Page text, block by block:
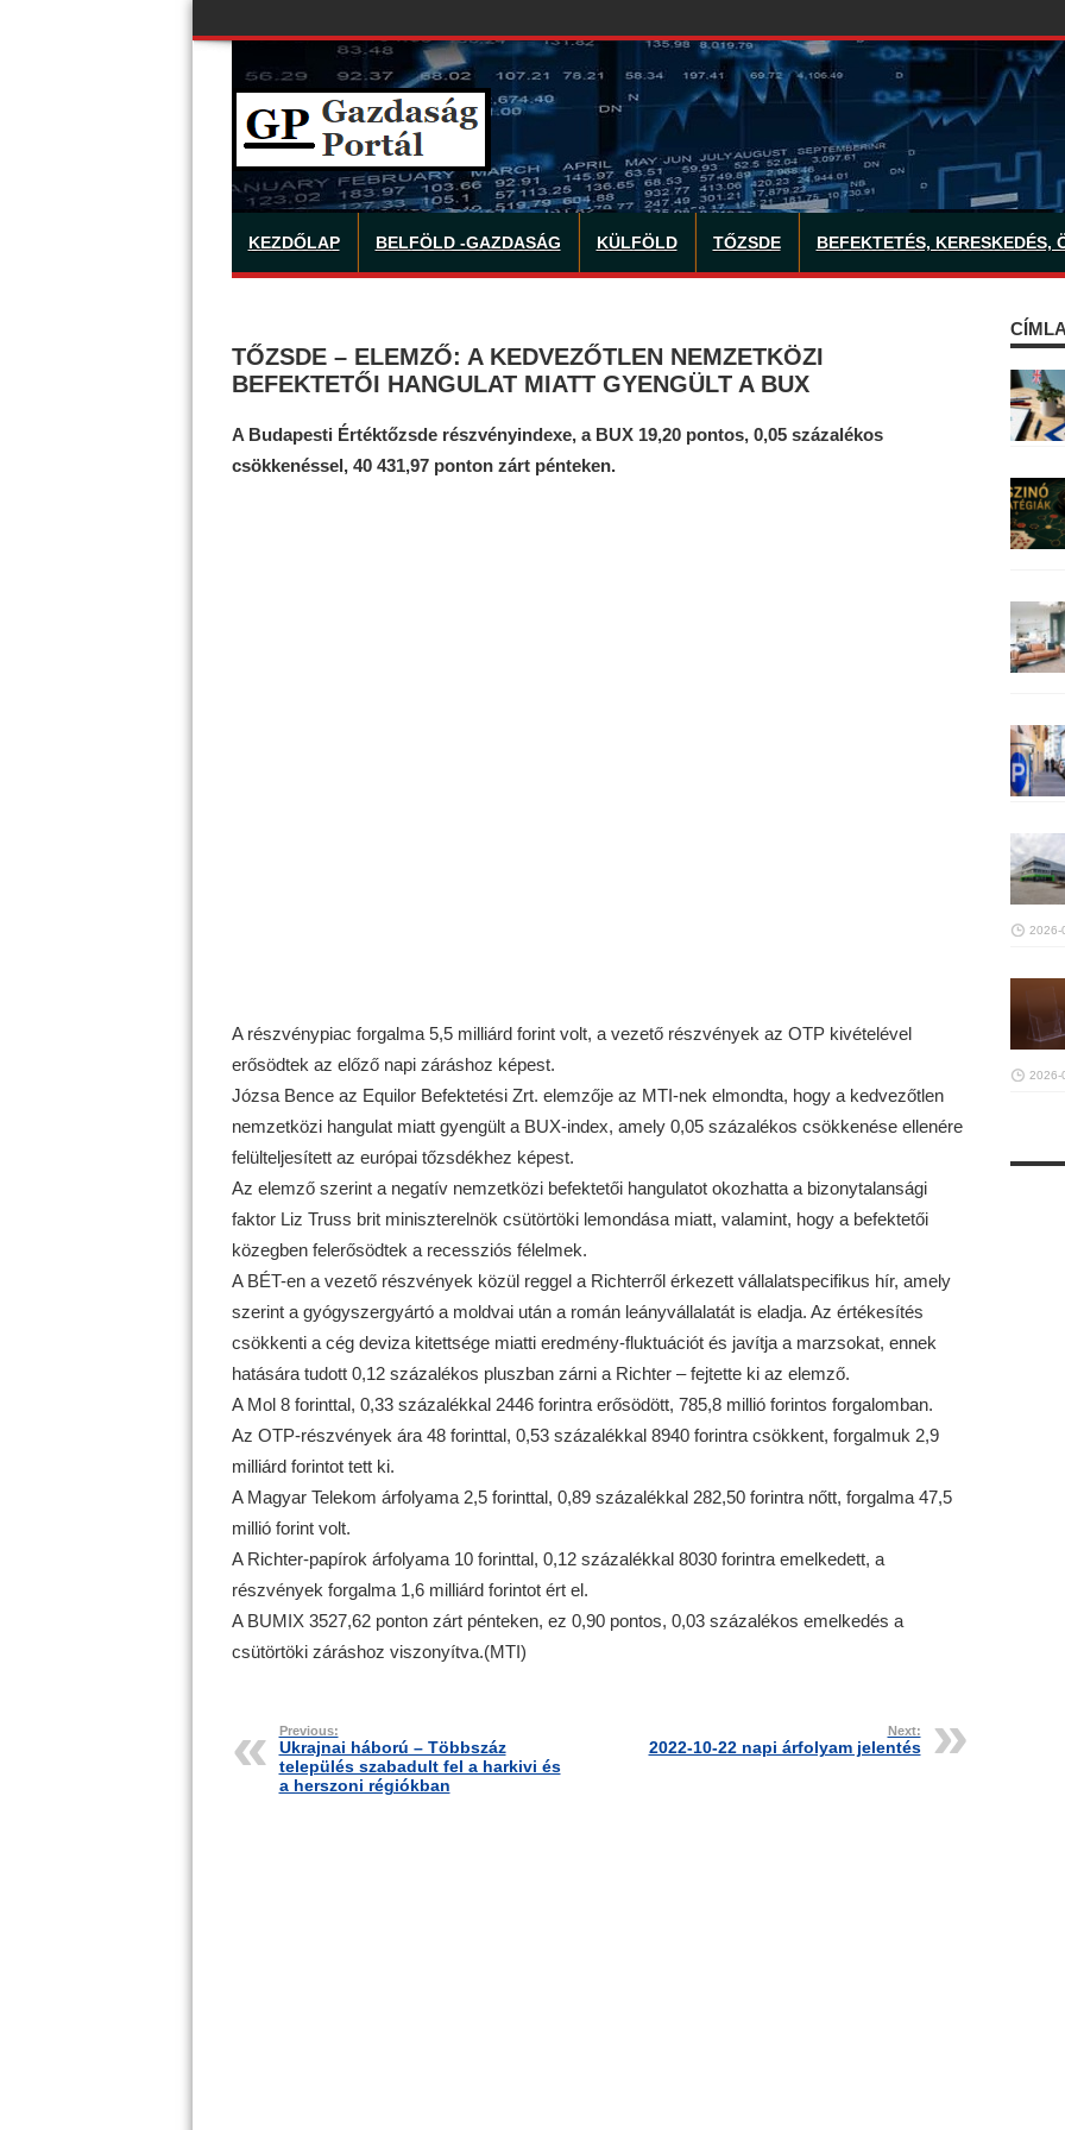
KEZDŐLAP BELFÖLD -GAZDASÁG KÜLFÖLD TŐZSDE BEFEKTETÉS, KERESKEDÉS,
TŐZSDE – ELEMZŐ: A KEDVEZŐTLEN NEMZETKÖZI
BEFEKTETŐI HANGULAT MIATT GYENGÜLT A BUX
A Budapesti Értéktőzsde részvényindexe, a BUX 19,20 pontos, 0,05 százalékos
csökkenéssel, 40 431,97 ponton zárt pénteken.
A részvénypiac forgalma 5,5 milliárd forint volt, a vezető részvények az OTP kivételével
erősödtek az előző napi záráshoz képest.
Józsa Bence az Equilor Befektetési Zrt. elemzője az MTI-nek elmondta, hogy a kedvezőtlen
nemzetközi hangulat miatt gyengült a BUX-index, amely 0,05 százalékos csökkenése ellenére
felülteljesített az európai tőzsdékhez képest.
Az elemző szerint a negatív nemzetközi befektetői hangulatot okozhatta a bizonytalansági
faktor Liz Truss brit miniszterelnök csütörtöki lemondása miatt, valamint, hogy a befektetői
közegben felerősödtek a recessziós félelmek.
A BÉT-en a vezető részvények közül reggel a Richterről érkezett vállalatspecifikus hír, amely
szerint a gyógyszergyártó a moldvai után a román leányvállalatát is eladja. Az értékesítés
csökkenti a cég deviza kitettsége miatti eredmény-fluktuációt és javítja a marzsokat, ennek
hatására tudott 0,12 százalékos pluszban zárni a Richter – fejtette ki az elemző.
A Mol 8 forinttal, 0,33 százalékkal 2446 forintra erősödött, 785,8 millió forintos forgalomban.
Az OTP-részvények ára 48 forinttal, 0,53 százalékkal 8940 forintra csökkent, forgalmuk 2,9
milliárd forintot tett ki.
A Magyar Telekom árfolyama 2,5 forinttal, 0,89 százalékkal 282,50 forintra nőtt, forgalma 47,5
millió forint volt.
A Richter-papírok árfolyama 10 forinttal, 0,12 százalékkal 8030 forintra emelkedett, a
részvények forgalma 1,6 milliárd forintot ért el.
A BUMIX 3527,62 ponton zárt pénteken, ez 0,90 pontos, 0,03 százalékos emelkedés a
csütörtöki záráshoz viszonyítva.(MTI)
Previous:
Ukrajnai háború – Többszáz
település szabadult fel a harkivi és
a herszoni régiókban
Next:
2022-10-22 napi árfolyam jelentés
2026-
2026-